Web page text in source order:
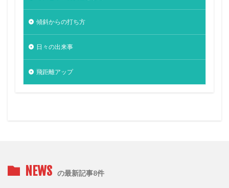
傾斜からの打ち方
日々の出来事
飛距離アップ
NEWS の最新記事8件